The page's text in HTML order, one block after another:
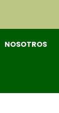
NOSOTROS